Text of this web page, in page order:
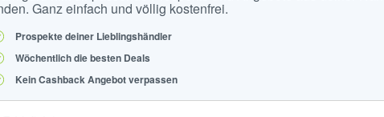
Ganz einfach und völlig kostenfrei.
Prospekte deiner Lieblingshändler
Wöchentlich die besten Deals
Kein Cashback Angebot verpassen